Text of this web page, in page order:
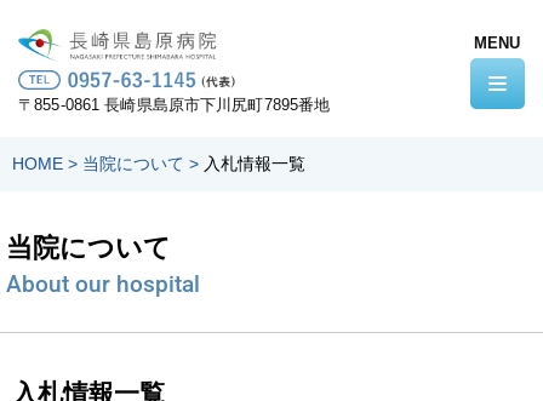
コ
ン
ン
ス
キ
プ
〒855-0861 長崎県島原市下川尻町7895番地
MENU
HOME > 当院について > 入札情報一覧
当院について
About our hospital
入札情報一覧